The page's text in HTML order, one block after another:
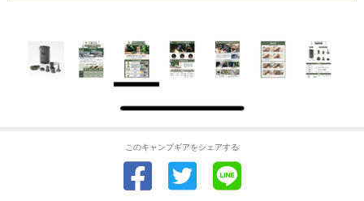
このキャンプギアをシェアする